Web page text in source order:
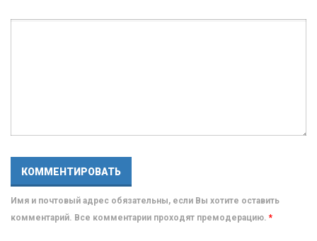
Имя и почтовый адрес обязательны, если Вы хотите оставить
комментарий. Все комментарии проходят премодерацию. *